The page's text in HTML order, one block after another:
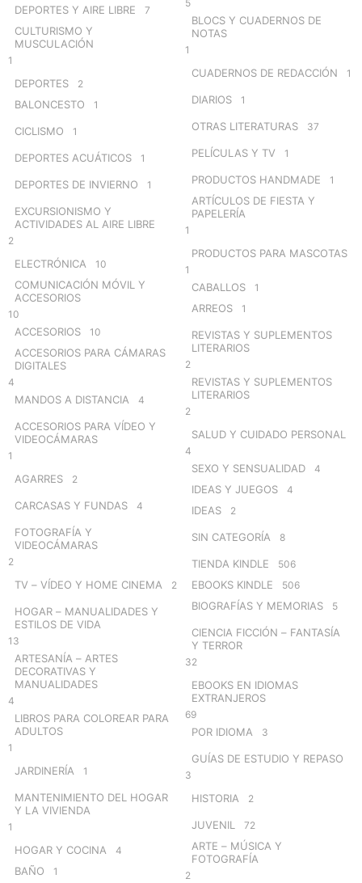
DEPORTES Y AIRE LIBRE 7
CULTURISMO Y
MUSCULACIÓN
1
DEPORTES 2
BALONCESTO 1
CICLISMO 1
DEPORTES ACUÁTICOS 1
DEPORTES DE INVIERNO 1
EXCURSIONISMO Y
ACTIVIDADES AL AIRE LIBRE
2
ELECTRÓNICA 10
COMUNICACIÓN MÓVIL Y
ACCESORIOS
10
ACCESORIOS 10
ACCESORIOS PARA CÁMARAS
DIGITALES
4
MANDOS A DISTANCIA 4
ACCESORIOS PARA VÍDEO Y
VIDEOCÁMARAS
1
AGARRES 2
CARCASAS Y FUNDAS 4
FOTOGRAFÍA Y
VIDEOCÁMARAS
2
TV – VÍDEO Y HOME CINEMA 2
HOGAR – MANUALIDADES Y
ESTILOS DE VIDA
13
ARTESANÍA – ARTES
DECORATIVAS Y
MANUALIDADES
4
LIBROS PARA COLOREAR PARA
ADULTOS
1
JARDINERÍA 1
MANTENIMIENTO DEL HOGAR
Y LA VIVIENDA
1
HOGAR Y COCINA 4
BAÑO 1
5
BLOCS Y CUADERNOS DE
NOTAS
1
CUADERNOS DE REDACCIÓN 1
DIARIOS 1
OTRAS LITERATURAS 37
PELÍCULAS Y TV 1
PRODUCTOS HANDMADE 1
ARTÍCULOS DE FIESTA Y
PAPELERÍA
1
PRODUCTOS PARA MASCOTAS
1
CABALLOS 1
ARREOS 1
REVISTAS Y SUPLEMENTOS
LITERARIOS
2
REVISTAS Y SUPLEMENTOS
LITERARIOS
2
SALUD Y CUIDADO PERSONAL
4
SEXO Y SENSUALIDAD 4
IDEAS Y JUEGOS 4
IDEAS 2
SIN CATEGORÍA 8
TIENDA KINDLE 506
EBOOKS KINDLE 506
BIOGRAFÍAS Y MEMORIAS 5
CIENCIA FICCIÓN – FANTASÍA
Y TERROR
32
EBOOKS EN IDIOMAS
EXTRANJEROS
69
POR IDIOMA 3
GUÍAS DE ESTUDIO Y REPASO
3
HISTORIA 2
JUVENIL 72
ARTE – MÚSICA Y
FOTOGRAFÍA
2